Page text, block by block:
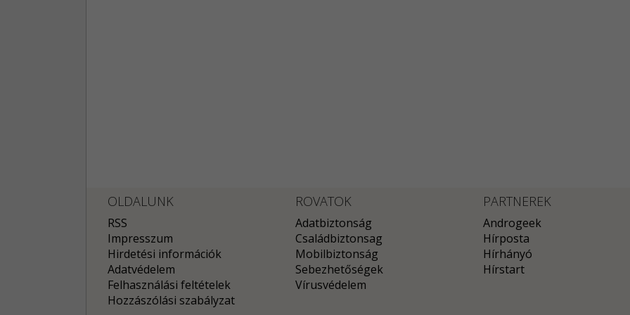
OLDALUNK
RSS
Impresszum
Hirdetési információk
Adatvédelem
Felhasználási feltételek
Hozzászólási szabályzat
ROVATOK
Adatbiztonság
Családbiztonsag
Mobilbiztonság
Sebezhetőségek
Vírusvédelem
PARTNEREK
Androgeek
Hírposta
Hírhányó
Hírstart